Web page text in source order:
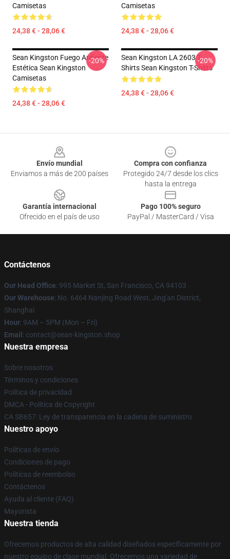
Camisetas
24,38 € - 28,06 €
Camisetas
24,38 € - 28,06 €
Sean Kingston Fuego Ardiente
Estética Sean Kingston
Camisetas
24,38 € - 28,06 €
-20%
Sean Kingston LA 2603 T-
Shirts Sean Kingston T-Shirts
24,38 € - 28,06 €
-20%
Envío mundial
Enviamos a más de 200 países
Compra con confianza
Protegido 24/7 desde los clics
hasta la entrega
Garantía internacional
Ofrecido en el país de uso
Pago 100% seguro
PayPal / MasterCard / Visa
Contáctenos
Our Head Office: 995 Market St, San Francisco, CA 94103
Our Warehouse: No. 6464 Nanjing Road West, Jing'an District,
Shanghai
Hour: 9AM – 5PM (Mon – Fri)
Email : contact@sean-kingston.shop
Nuestra empresa
Sobre nosotros
Términos y condiciones
Política de privacidad
DMCA - Política de Copyright
CA SB657: Ley de transparencia en la cadena de suministro
Nuestro apoyo
Políticas de envío
Condiciones de pago
Políticas de reembolso
Contáctenos
Ayuda al cliente (FAQ)
Mayorista
Nuestra tienda
Ofrecemos productos de alta calidad diseñados específicamente por
nuestro equipo de clase mundial. Ofrecemos una variedad de